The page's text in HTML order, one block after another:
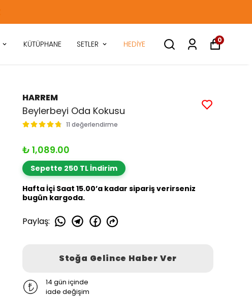
KÜTÜPHANE SETLER HEDİYE 0
HARREM
Beylerbeyi Oda Kokusu
11 değerlendirme
₺ 1,089.00
Sepette 250 TL İndirim
Hafta İçi Saat 15.00’a kadar sipariş verirseniz
bugün kargoda.
Paylaş:
Stoğa Gelince Haber Ver
14 gün içinde
iade değişim